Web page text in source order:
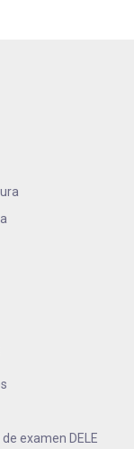
examen DELE